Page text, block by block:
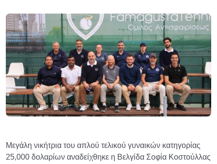
Μεγάλη νικήτρια του απλού τελικού γυναικών κατηγορίας
25,000 δολαρίων αναδείχθηκε η Βελγίδα Σοφία Κοστούλλας